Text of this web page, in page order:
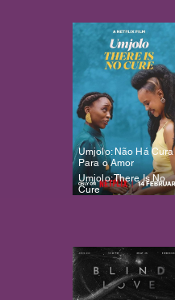
Umjolo: Não Há Cura
Para o Amor
Umjolo: There Is No
Cure